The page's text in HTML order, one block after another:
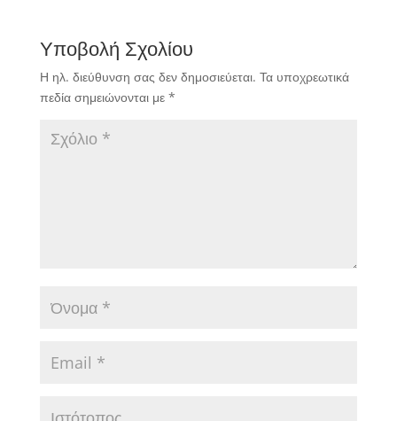
Υποβολή Σχολίου
Η ηλ. διεύθυνση σας δεν δημοσιεύεται. Τα υποχρεωτικά
πεδία σημειώνονται με *